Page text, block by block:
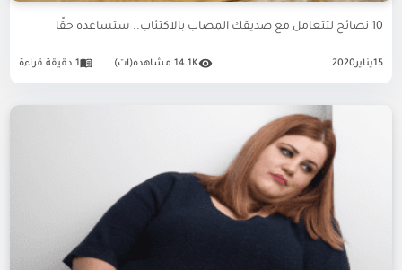
10 نصائح لتتعامل مع صديقك المصاب بالاكتئاب.. ستساعده حقًا
15يناير2020 14.1K مشاهده(ات) 1 دقيقة قراءة